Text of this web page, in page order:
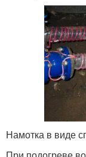
Намотка в виде